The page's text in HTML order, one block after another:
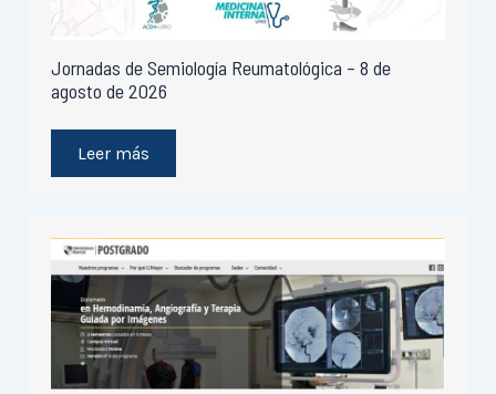
Jornadas de Semiología Reumatológica – 8 de
agosto de 2026
Leer más